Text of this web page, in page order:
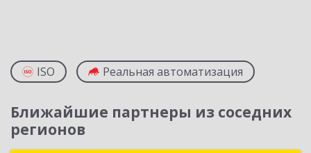
ISO Реальная автоматизация
Ближайшие партнеры из соседних
регионов